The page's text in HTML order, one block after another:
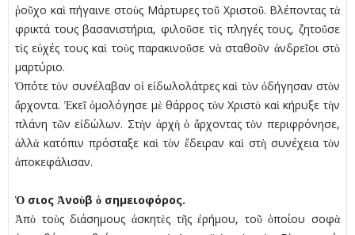
ῥοῦχο καὶ πήγαινε στοὺς Μάρτυρες τοῦ Χριστοῦ. Βλέποντας τὰ
φρικτά τους βασανιστήρια, φιλοῦσε τὶς πληγές τους, ζητοῦσε
τὶς εὐχές τους καὶ τοὺς παρακινοῦσε νὰ σταθοῦν ἀνδρεῖοι στὸ
µαρτύριο.
Ὁπότε τὸν συνέλαβαν οἱ εἰδωλολάτρες καὶ τὸν ὁδήγησαν στὸν
ἄρχοντα. Ἐκεῖ ὁµολόγησε µὲ θάρρος τὸν Χριστὸ καὶ κήρυξε τὴν
πλάνη τῶν εἰδώλων. Στὴν ἀρχὴ ὁ ἄρχοντας τὸν περιφρόνησε,
ἀλλὰ κατόπιν πρόσταξε καὶ τὸν ἔδειραν καὶ στὴ συνέχεια τὸν
ἀποκεφάλισαν.
Ὁ σιος Ἀνοὺβ ὁ σηµειοφόρος.
Ἀπὸ τοὺς διάσηµους ἀσκητὲς τῆς ἐρήµου, τοῦ ὁποίου σοφὰ